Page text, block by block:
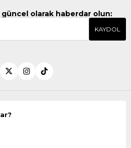
güncel olarak haberdar olun:
KAYDOL